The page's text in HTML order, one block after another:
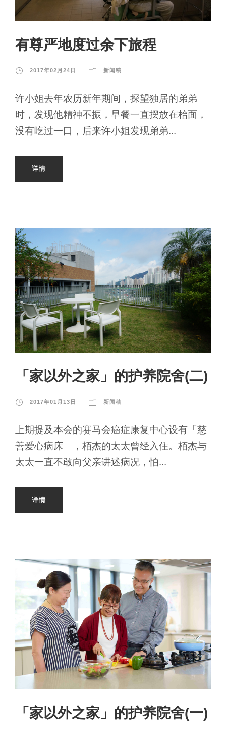
有尊严地度过余下旅程
2017年02月24日 新闻稿
许小姐去年农历新年期间，探望独居的弟弟
时，发现他精神不振，早餐一直摆放在枱面，
没有吃过一口，后来许小姐发现弟弟...
详情
「家以外之家」的护养院舍(二)
2017年01月13日 新闻稿
上期提及本会的赛马会癌症康复中心设有「慈
善爱心病床」，栢杰的太太曾经入住。栢杰与
太太一直不敢向父亲讲述病况，怕...
详情
「家以外之家」的护养院舍(一)